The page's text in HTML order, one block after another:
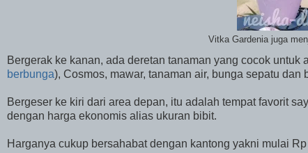
Vitka Gardenia juga
Bergerak ke kanan, ada deretan tanaman yang cocok untuk
berbunga), Cosmos, mawar, tanaman air, bunga sepatu dan
Bergeser ke kiri dari area depan, itu adalah tempat favorit
dengan harga ekonomis alias ukuran bibit.
Harganya cukup bersahabat dengan kantong yakni mulai